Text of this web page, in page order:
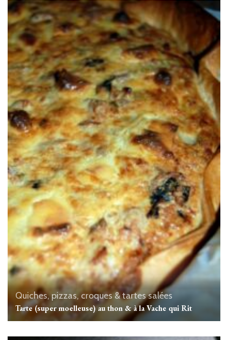
Quiches, pizzas, croques & tartes salées
Tarte (super moelleuse) au thon & à la Vache qui Rit